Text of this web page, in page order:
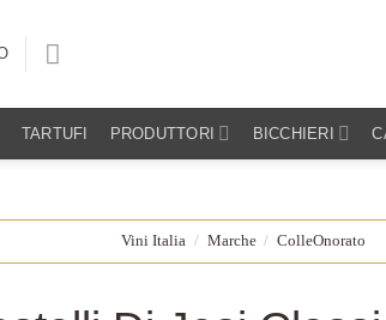
TARTUFI PRODUTTORI BICCHIERI
Vini Italia / Marche / ColleOnorato